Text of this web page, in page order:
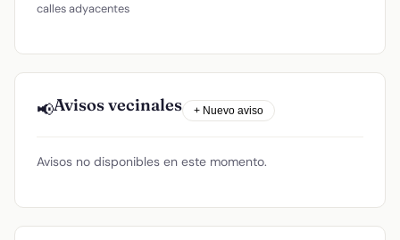
calles adyacentes
📢Avisos vecinales + Nuevo aviso
Avisos no disponibles en este momento.